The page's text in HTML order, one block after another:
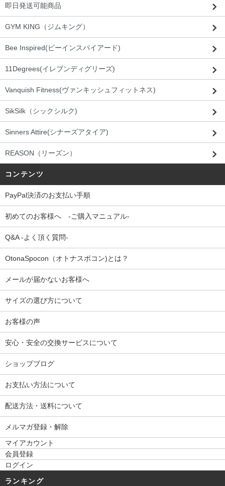
即日発送可能商品
GYM KING（ジムキング）
Bee Inspired(ビーインスパイアード)
11Degrees(イレブンディグリーズ)
Vanquish Fitness(ヴァンキッシュフィットネス)
SikSilk（シックシルク)
Sinners Attire(シナーズアタイア)
REASON（リーズン）
コンテンツ
PayPal決済のお支払い手順
初めてのお客様へ -ご購入マニュアル-
Q&A -よく頂く質問-
OtonaSpocon（オトナスポコン)とは？
メールが届かないお客様へ
サイズの選び方について
お客様の声
安心・安全の交換サービスについて
ショップブログ
お支払い方法について
配送方法・送料について
メルマガ登録・解除
マイアカウント
会員登録
ログイン
ランキング